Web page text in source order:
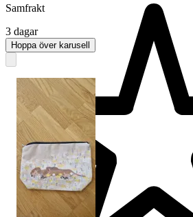
Samfrakt
3 dagar
Hoppa över karusell